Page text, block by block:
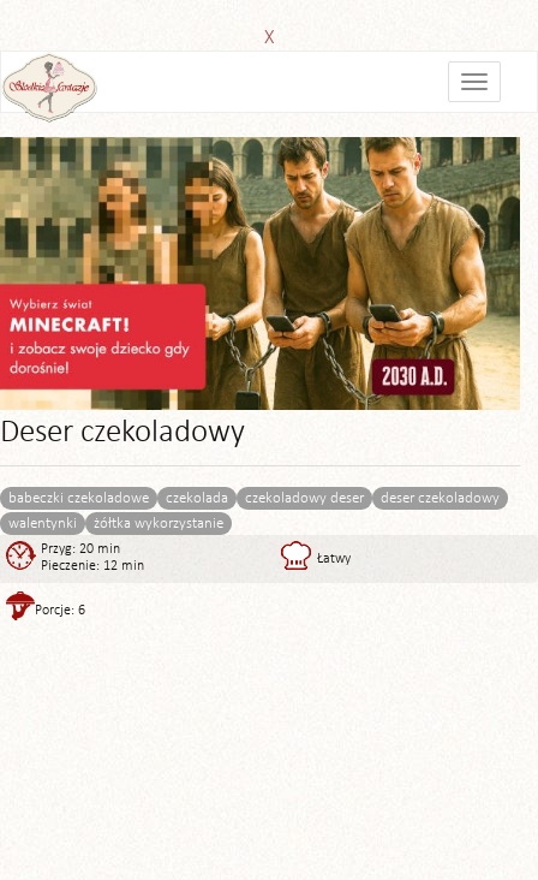
X
Deser czekoladowy
babeczki czekoladowe czekolada czekoladowy deser
deser czekoladowy
walentynki
żółtka wykorzystanie
Przyg: 20 min
Pieczenie: 12 min
Łatwy
Porcje: 6